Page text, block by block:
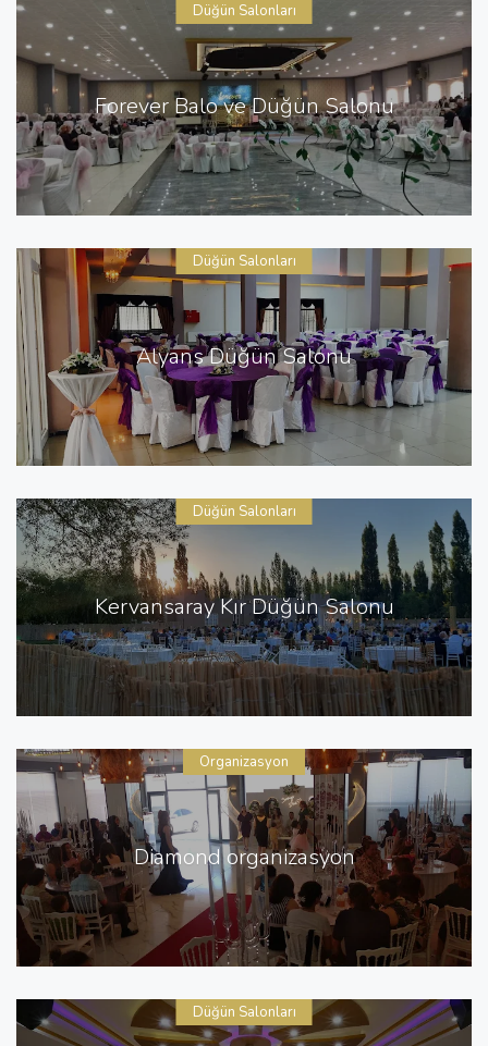
Forever Balo ve Düğün Salonu
Düğün Salonları
Alyans Düğün Salonu
Düğün Salonları
Kervansaray Kır Düğün Salonu
Düğün Salonları
Diamond organizasyon
Organizasyon
Düğün Salonları